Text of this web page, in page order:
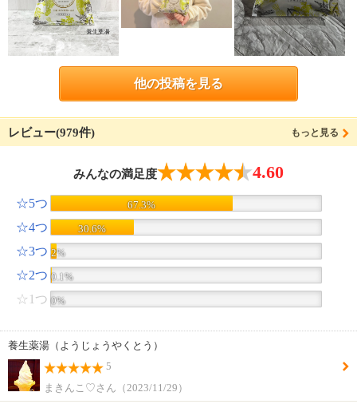
他の投稿を見る
レビュー(979件) もっと見る
みんなの満足度 4.60
☆5つ 67.3%
☆4つ 30.6%
☆3つ 2%
☆2つ 0.1%
☆1つ 0%
養生薬湯（ようじょうやくとう）
5
まきんこ♡さん（2023/11/29）